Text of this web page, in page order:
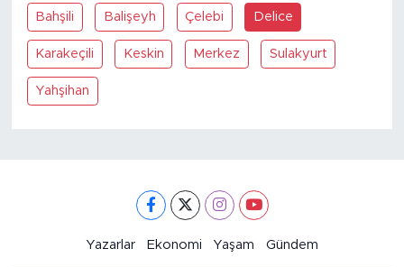
Bahşili Balişeyh Çelebi Delice
Karakeçili Keskin Merkez Sulakyurt
Yahşihan
Yazarlar Ekonomi Yaşam Gündem